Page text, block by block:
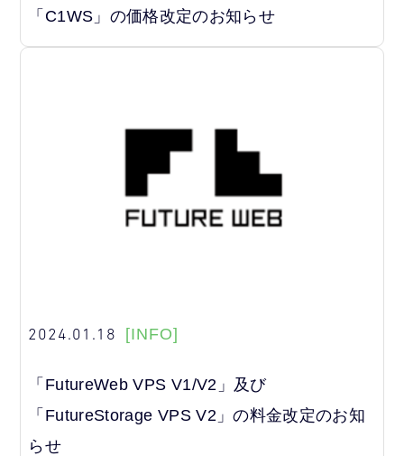
「C1WS」の価格改定のお知らせ
2024.01.18 [INFO]
「FutureWeb VPS V1/V2」及び
「FutureStorage VPS V2」の料金改定のお知
らせ